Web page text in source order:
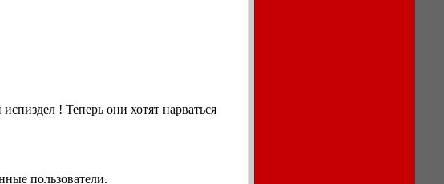
! Теперь они хотят нарваться
пользователи.